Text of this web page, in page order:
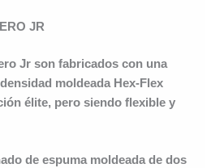
JR
Jr son fabricados con una
moldeada Hex-Flex
élite, pero siendo flexible y
de espuma moldeada de dos